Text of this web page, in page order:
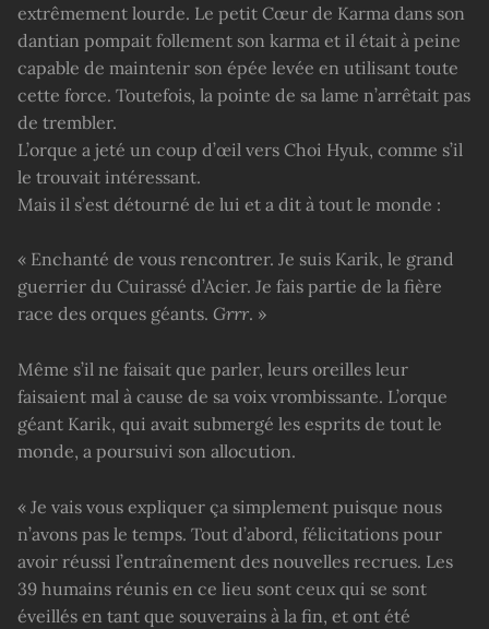
extrêmement lourde. Le petit Cœur de Karma dans son
dantian pompait follement son karma et il était à peine
capable de maintenir son épée levée en utilisant toute
cette force. Toutefois, la pointe de sa lame n’arrêtait pas
de trembler.
L’orque a jeté un coup d’œil vers Choi Hyuk, comme s’il
le trouvait intéressant.
Mais il s’est détourné de lui et a dit à tout le monde :
« Enchanté de vous rencontrer. Je suis Karik, le grand
guerrier du Cuirassé d’Acier. Je fais partie de la fière
race des orques géants. Grrr. »
Même s’il ne faisait que parler, leurs oreilles leur
faisaient mal à cause de sa voix vrombissante. L’orque
géant Karik, qui avait submergé les esprits de tout le
monde, a poursuivi son allocution.
« Je vais vous expliquer ça simplement puisque nous
n’avons pas le temps. Tout d’abord, félicitations pour
avoir réussi l’entraînement des nouvelles recrues. Les
39 humains réunis en ce lieu sont ceux qui se sont
éveillés en tant que souverains à la fin, et ont été